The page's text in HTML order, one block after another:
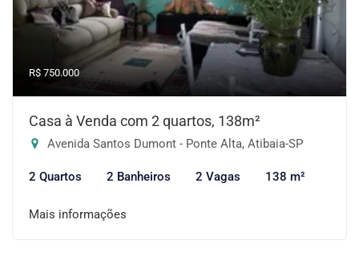
R$ 750.000
Casa à Venda com 2 quartos, 138m²
Avenida Santos Dumont - Ponte Alta, Atibaia-SP
2 Quartos 2 Banheiros 2 Vagas 138 m²
Mais informações